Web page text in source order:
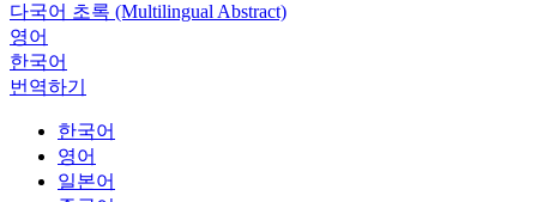
다국어 초록 (Multilingual Abstract)
영어
한국어
번역하기
한국어
영어
일본어